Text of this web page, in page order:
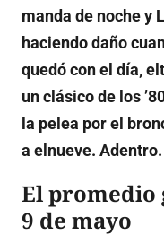
manda de noche y
haciendo daño
quedó con el día,
un clásico de los
la pelea por el
a elnueve. Adentro.
El promedio
9 de mayo